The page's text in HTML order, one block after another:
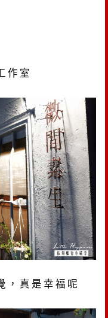
作室
，真是幸福呢